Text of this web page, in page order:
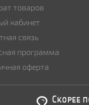
товаров
кабинет
связь
программа
оферта
Скорее